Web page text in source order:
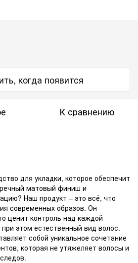
когда появится
К сравнению
для укладки, которое обеспечит
матовый финиш и
Наш продукт – это всё, что
современных образов. Он
ценит контроль над каждой
этом естественный вид волос.
собой уникальное сочетание
которая не утяжеляет волосы и